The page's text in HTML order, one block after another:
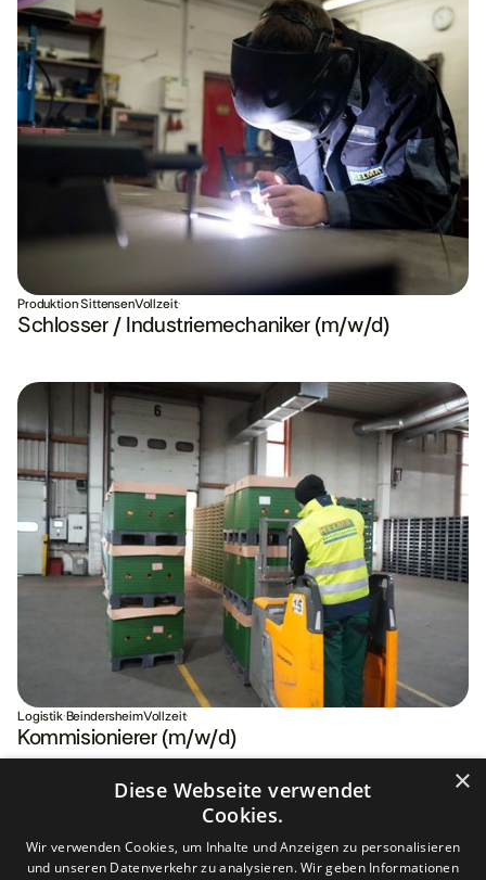
Produktion·SittensenVollzeit·
Schlosser / Industriemechaniker (m/w/d)
Logistik·BeindersheimVollzeit·
Kommisionierer (m/w/d)
×
Diese Webseite verwendet
Cookies.
Wir verwenden Cookies, um Inhalte und Anzeigen zu personalisieren
und unseren Datenverkehr zu analysieren. Wir geben Informationen